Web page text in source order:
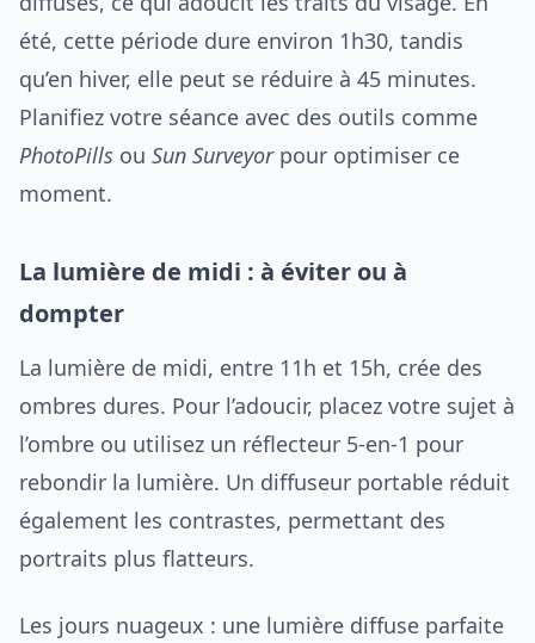
été, cette période dure environ 1h30, tandis
qu’en hiver, elle peut se réduire à 45 minutes.
Planifiez votre séance avec des outils comme
PhotoPills ou Sun Surveyorpour optimiser ce
moment.
La lumière de midi : à éviter ou à
dompter
La lumière de midi, entre 11h et 15h, crée des
ombres dures. Pour l’adoucir, placez votre sujet à
l’ombre ou utilisez un réflecteur 5-en-1 pour
rebondir la lumière. Un diffuseur portable réduit
également les contrastes, permettant des
portraits plus flatteurs.
Les jours nuageux : une lumière diffuse parfaite